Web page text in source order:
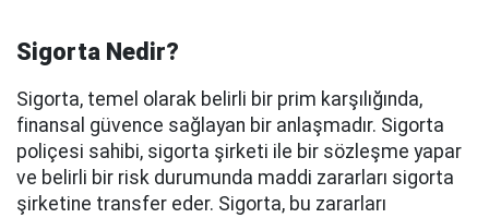
Sigorta Nedir?
Sigorta, temel olarak belirli bir prim karşılığında,
finansal güvence sağlayan bir anlaşmadır. Sigorta
poliçesi sahibi, sigorta şirketi ile bir sözleşme yapar
ve belirli bir risk durumunda maddi zararları sigorta
şirketine transfer eder. Sigorta, bu zararları